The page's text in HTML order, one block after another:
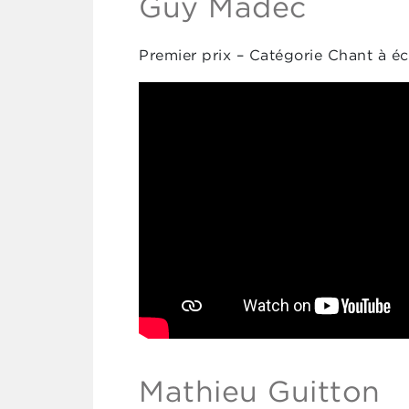
Guy Madec
Premier prix – Catégorie Chant à
Mathieu Guitton